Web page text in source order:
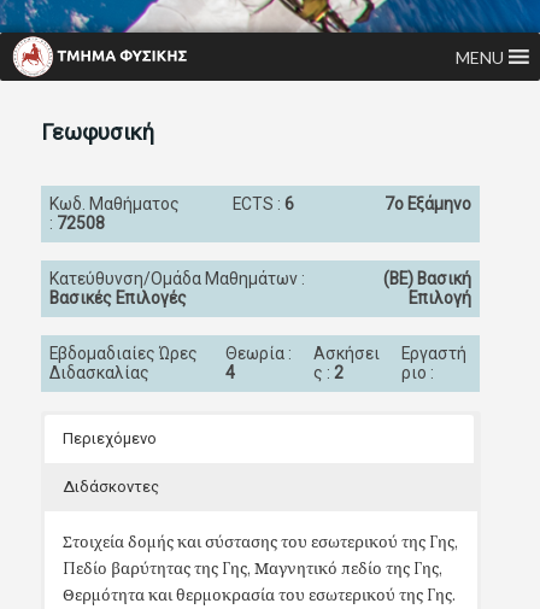
MENU
Γεωφυσική
Κωδ. Μαθήματος
: 72508
ECTS : 6 7ο Εξάμηνο
Κατεύθυνση/Ομάδα Μαθημάτων :
Βασικές Επιλογές
(ΒΕ) Βασική
Επιλογή
Εβδομαδιαίες Ώρες
Διδασκαλίας
Θεωρία :
4
Ασκήσει
ς :2
Εργαστή
ριο :
Περιεχόμενο
Διδάσκοντες
Στοιχεία δομής και σύστασης του εσωτερικού της Γης,
Πεδίο βαρύτητας της Γης, Μαγνητικό πεδίο της Γης,
Θερμότητα και θερμοκρασία του εσωτερικού της Γης.